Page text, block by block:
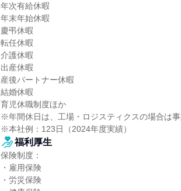
年次有給休暇
年末年始休暇
慶弔休暇
転任休暇
介護休暇
出産休暇
産後パートナー休暇
結婚休暇
育児休職制度ほか
※年間休日は、工場・ロジスティクスの場合は
※本社例：123日（2024年度実績）
福利厚生
保険制度：
・雇用保険
・労災保険